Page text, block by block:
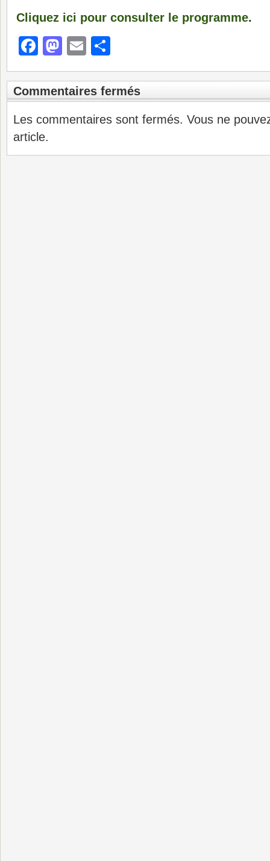
Cliquez ici pour consulter le programme.
Facebook
Mastodon
Email
Commentaires fermés
Les commentaires sont fermés. Vous ne
article.